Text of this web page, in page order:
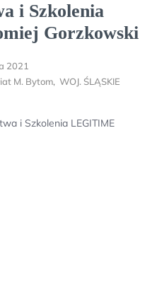
i Szkolenia
Gorzkowski
2021
M. Bytom, WOJ. ŚLĄSKIE
i Szkolenia LEGITIME